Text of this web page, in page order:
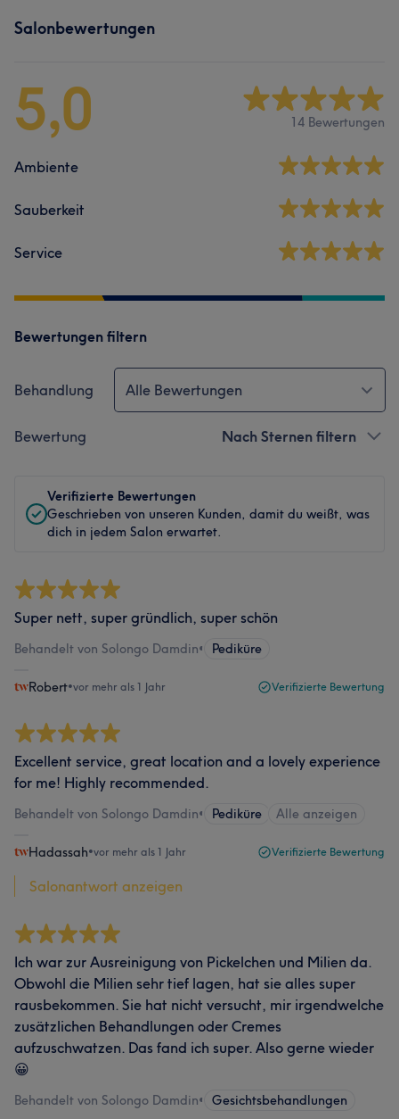
Salonbewertungen
5,0 14 Bewertungen
Ambiente
Sauberkeit
Service
Bewertungen filtern
Behandlung Alle Bewertungen
Bewertung Nach Sternen filtern
Verifizierte Bewertungen
Geschrieben von unseren Kunden, damit du weißt, was
dich in jedem Salon erwartet.
Super nett, super gründlich, super schön
Behandelt von Solongo Damdin• Pediküre
Robert•vor mehr als 1 Jahr Verifizierte Bewertung
Excellent service, great location and a lovely experience
for me! Highly recommended.
Behandelt von Solongo Damdin• Pediküre Alle anzeigen
Hadassah•vor mehr als 1 Jahr Verifizierte Bewertung
Salonantwort anzeigen
Ich war zur Ausreinigung von Pickelchen und Milien da.
Obwohl die Milien sehr tief lagen, hat sie alles super
rausbekommen. Sie hat nicht versucht, mir irgendwelche
zusätzlichen Behandlungen oder Cremes
aufzuschwatzen. Das fand ich super. Also gerne wieder
😀
Behandelt von Solongo Damdin• Gesichtsbehandlungen